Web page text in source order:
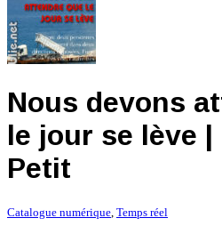
Nous devons
le jour se lève |
Petit
Catalogue numérique, Temps réel